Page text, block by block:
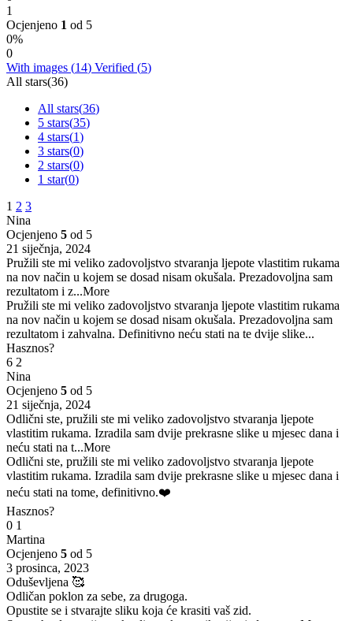
1
Ocjenjeno 1 od 5
0%
0
With images (14) Verified (5)
All stars(36)
All stars(36)
5 stars(35)
4 stars(1)
3 stars(0)
2 stars(0)
1 star(0)
1 2 3
Nina
Ocjenjeno 5 od 5
21 siječnja, 2024
Pružili ste mi veliko zadovoljstvo stvaranja ljepote vlastitim rukama
na nov način u kojem se dosad nisam okušala. Prezadovoljna sam
rezultatom i z...More
Pružili ste mi veliko zadovoljstvo stvaranja ljepote vlastitim rukama
na nov način u kojem se dosad nisam okušala. Prezadovoljna sam
rezultatom i zahvalna. Definitivno neću stati na te dvije slike...
Hasznos?
6 2
Nina
Ocjenjeno 5 od 5
21 siječnja, 2024
Odlični ste, pružili ste mi veliko zadovoljstvo stvaranja ljepote
vlastitim rukama. Izradila sam dvije prekrasne slike u mjesec dana i
neću stati na t...More
Odlični ste, pružili ste mi veliko zadovoljstvo stvaranja ljepote
vlastitim rukama. Izradila sam dvije prekrasne slike u mjesec dana i
neću stati na tome, definitivno.❤️
Hasznos?
0 1
Martina
Ocjenjeno 5 od 5
3 prosinca, 2023
Oduševljena 🥰
Odličan poklon za sebe, za drugoga.
Opustite se i stvarajte sliku koja će krasiti vaš zid.